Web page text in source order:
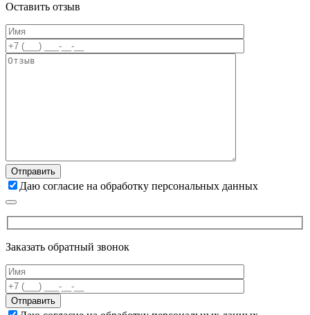
Оставить отзыв
Даю согласие на обработку персональных данных
Заказать обратный звонок